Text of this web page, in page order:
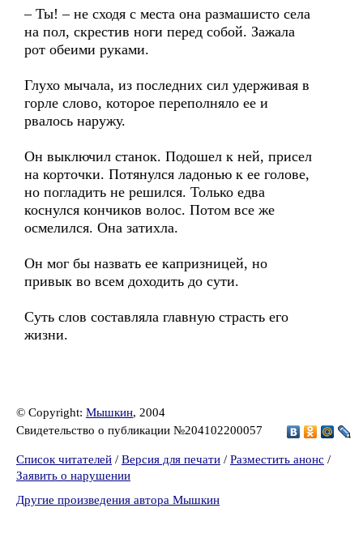
– Ты! – не сходя с места она размашисто села
на пол, скрестив ноги перед собой. Зажала
рот обеими руками.
Глухо мычала, из последних сил удерживая в
горле слово, которое переполняло ее и
рвалось наружу.
Он выключил станок. Подошел к ней, присел
на корточки. Потянулся ладонью к ее голове,
но погладить не решился. Только едва
коснулся кончиков волос. Потом все же
осмелился. Она затихла.
Он мог бы назвать ее капризницей, но
привык во всем доходить до сути.
Суть слов составляла главную страсть его
жизни.
© Copyright: Мышкин, 2004
Свидетельство о публикации №204102200057
Список читателей / Версия для печати / Разместить анонс /
Заявить о нарушении
Другие произведения автора Мышкин